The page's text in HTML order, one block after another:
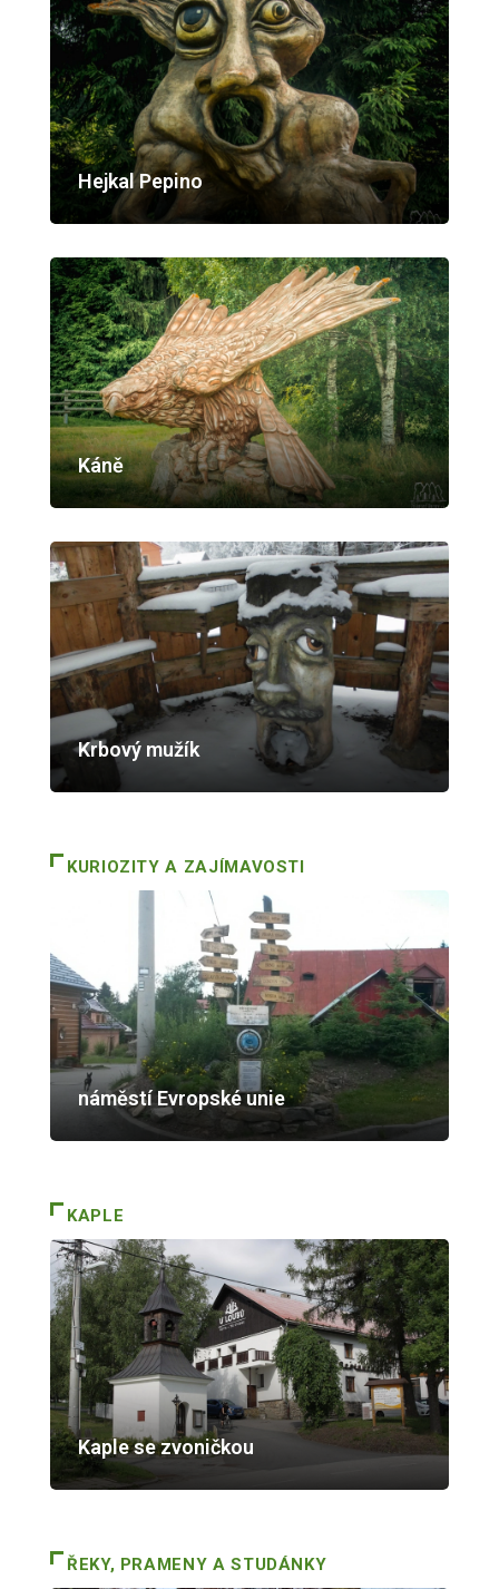
Hejkal Pepino
Káně
Krbový mužík
KURIOZITY A ZAJÍMAVOSTI
náměstí Evropské unie
KAPLE
Kaple se zvoničkou
ŘEKY, PRAMENY A STUDÁNKY